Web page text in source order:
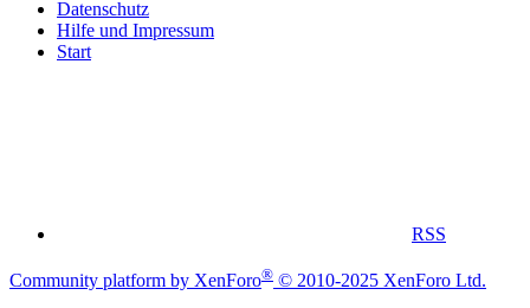
Datenschutz
Hilfe und Impressum
Start
RSS
Community platform by XenForo® © 2010-2025 XenForo Ltd.